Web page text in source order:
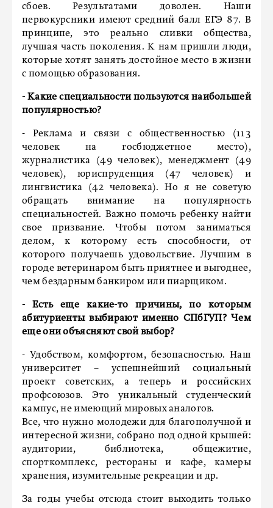
сбоев. Результатами доволен. Наши
первокурсники имеют средний балл ЕГЭ 87. В
принципе, это реально сливки общества,
лучшая часть поколения. К нам пришли люди,
которые хотят занять достойное место в жизни
с помощью образования.
- Какие специальности пользуются наибольшей
популярностью?
- Реклама и связи с общественностью (113
человек на госбюджетное место),
журналистика (49 человек), менеджмент (49
человек), юриспруденция (47 человек) и
лингвистика (42 человека). Но я не советую
обращать внимание на популярность
специальностей. Важно помочь ребенку найти
свое призвание. Чтобы потом заниматься
делом, к которому есть способности, от
которого получаешь удовольствие. Лучшим в
городе ветеринаром быть приятнее и выгоднее,
чем бездарным банкиром или пиарщиком.
- Есть еще какие-то причины, по которым
абитуриенты выбирают именно СПбГУП? Чем
еще они объясняют свой выбор?
- Удобством, комфортом, безопасностью. Наш
университет – успешнейший социальный
проект советских, а теперь и российских
профсоюзов. Это уникальный студенческий
кампус, не имеющий мировых аналогов.
Все, что нужно молодежи для благополучной и
интересной жизни, собрано под одной крышей:
аудитории, библиотека, общежитие,
спорткомплекс, рестораны и кафе, камеры
хранения, изумительные рекреации и др.
За годы учебы отсюда стоит выходить только